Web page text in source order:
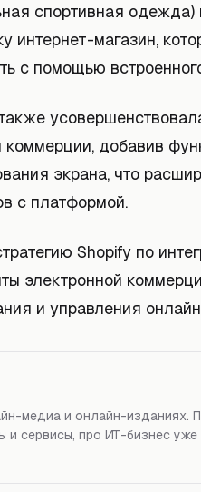
спортивная одежда)
интернет-магазин,
с помощью
добавив
экрана, что
с платформой.
Shopify по
электронной
и управления
медиа и онлайн-изданиях.
и сервисы, про ИТ-бизнес уже